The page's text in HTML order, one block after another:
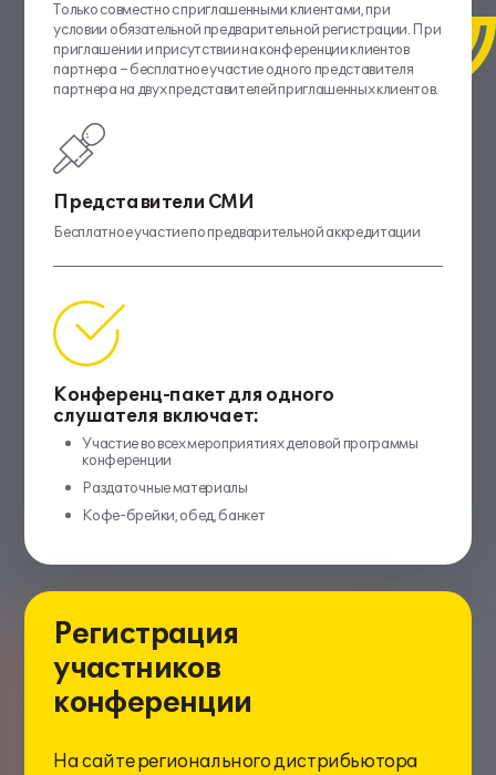
Только совместно с приглашенными клиентами, при
условии обязательной предварительной регистрации. При
приглашении и присутствии на конференции клиентов
партнера – бесплатное участие одного представителя
партнера на двух представителей приглашенных клиентов.
Представители СМИ
Бесплатное участие по предварительной аккредитации
Конференц-пакет для одного
слушателя включает:
Участие во всех мероприятиях деловой программы
конференции
Раздаточные материалы
Кофе-брейки, обед, банкет
Регистрация
участников
конференции
На сайте регионального дистрибьютора